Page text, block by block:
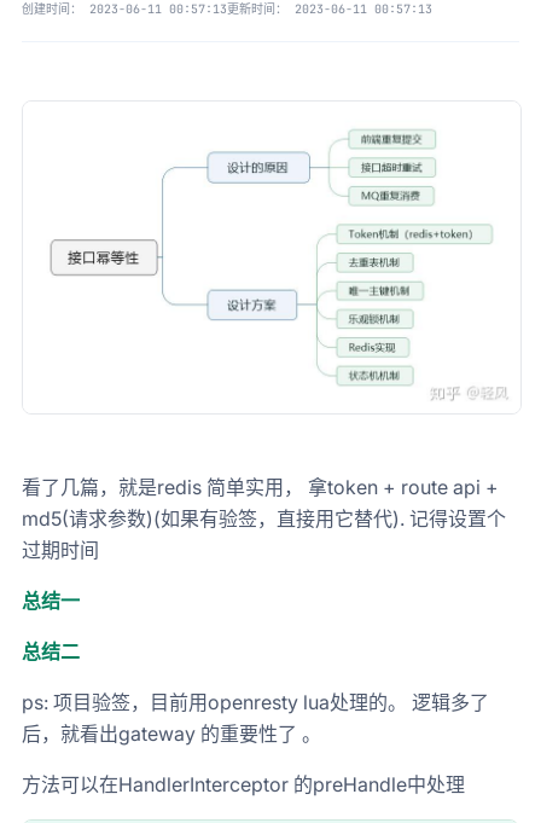
创建时间： 2023-06-11 00:57:13更新时间： 2023-06-11 00:57:13
看了几篇，就是redis 简单实用， 拿token + route api +
md5(请求参数)(如果有验签，直接用它替代). 记得设置个
过期时间
总结一
总结二
ps: 项目验签，目前用openresty lua处理的。 逻辑多了
后，就看出gateway 的重要性了 。
方法可以在HandlerInterceptor 的preHandle中处理